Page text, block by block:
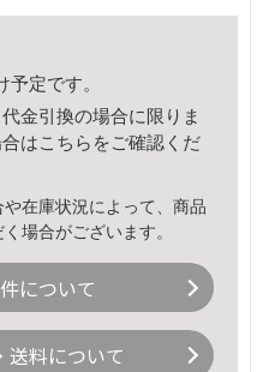
予定です。
金引換の場合に限りま
はこちら をご確認くだ
在庫状況によって、商品
場合がございます。
について
送料について